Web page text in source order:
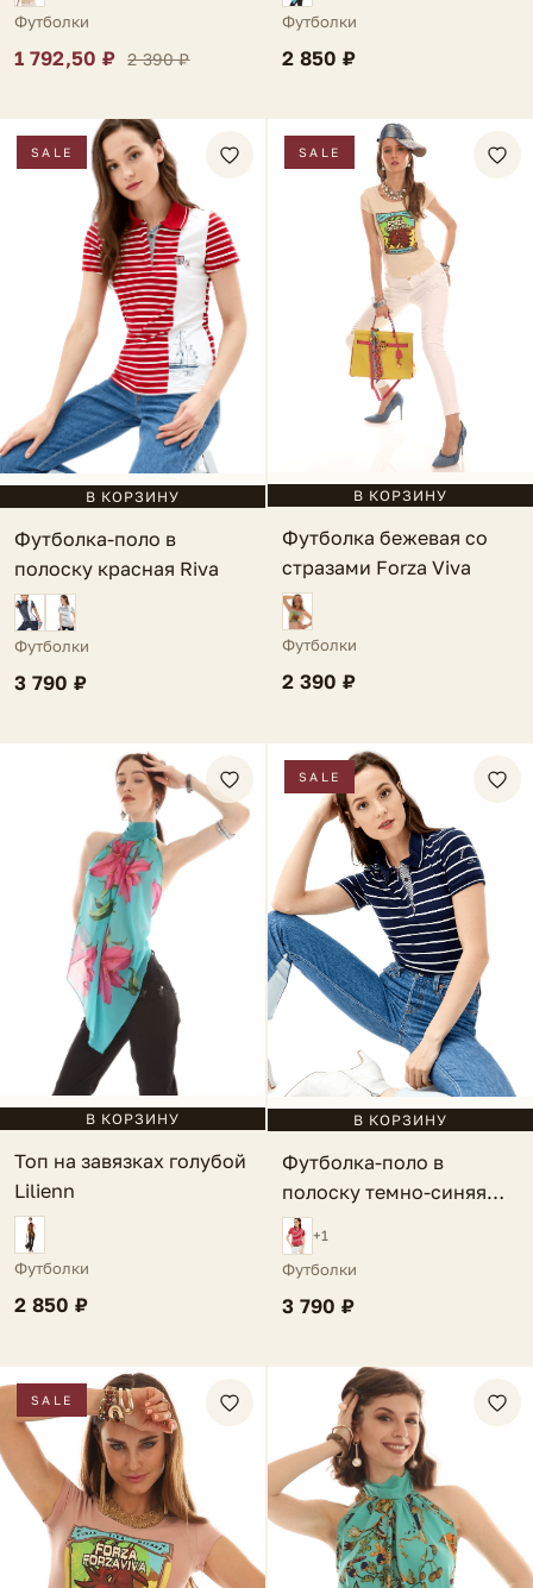
Футболки
1 792,50 ₽ 2 390 ₽
Футболки
2 850 ₽
SALE
В КОРЗИНУ
Футболка-поло в
полоску красная Riva
Футболки
3 790 ₽
SALE
В КОРЗИНУ
Футболка бежевая со
стразами Forza Viva
Футболки
2 390 ₽
В КОРЗИНУ
Топ на завязках голубой
Lilienn
Футболки
2 850 ₽
SALE
В КОРЗИНУ
Футболка-поло в
полоску темно-синяя
Rivia
+1
Футболки
3 790 ₽
SALE